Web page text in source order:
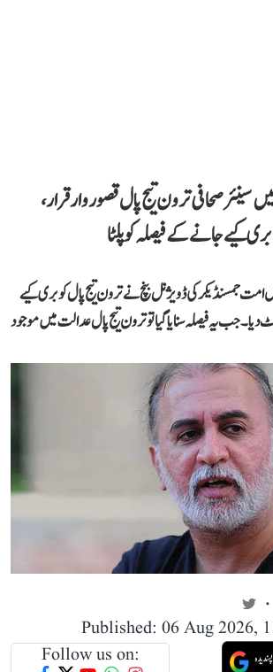
صحافی ترون تیج پال قصوروار قرار،
کیے جانے کے فیصلہ کو پلٹا
امت جمسنڈیکر کی ڈویژنل بنچ نے ترون تیج پال کو بری کیے
جب یہ فیصلہ سنایا گیا تو ترون تیج پال عدالت میں موجود
Published: 06 Aug 2026,
Follow us on: